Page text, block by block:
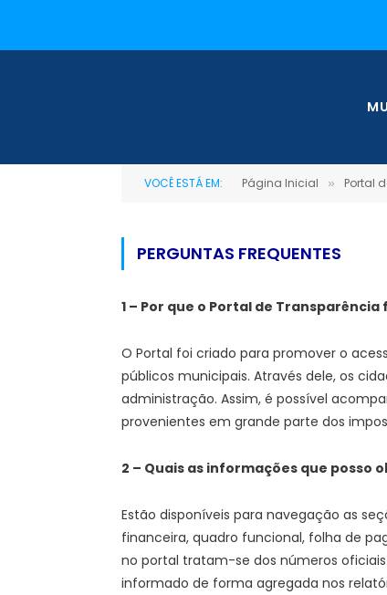
VOCÊ ESTÁ EM: Página Inicial » Portal
PERGUNTAS FREQUENTES
1 – Por que o Portal de Transparência
O Portal foi criado para promover o
públicos municipais. Através dele, os
administração. Assim, é possível
provenientes em grande parte dos
2 – Quais as informações que posso
Estão disponíveis para navegação as
financeira, quadro funcional, folha de
no portal tratam-se dos números
informado de forma agregada nos